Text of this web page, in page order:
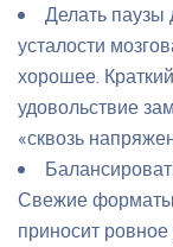
Делать
усталости
хорошее.
удовольствие
«сквозь
Свежие форматы
приносит